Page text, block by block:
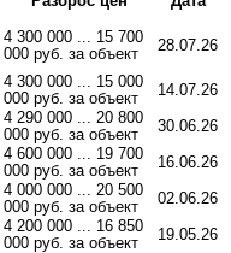
4 300 000 ... 15 700
000 руб. за объект
28.07.26
4 300 000 ... 15 000
000 руб. за объект
14.07.26
4 290 000 ... 20 800
000 руб. за объект
30.06.26
4 600 000 ... 19 700
000 руб. за объект
16.06.26
4 000 000 ... 20 500
000 руб. за объект
02.06.26
4 200 000 ... 16 850
000 руб. за объект
19.05.26